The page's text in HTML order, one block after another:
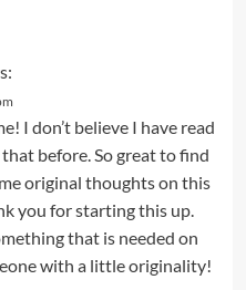
I don’t believe I have read
before. So great to find
original thoughts on this
you for starting this up.
that is needed on
with a little originality!